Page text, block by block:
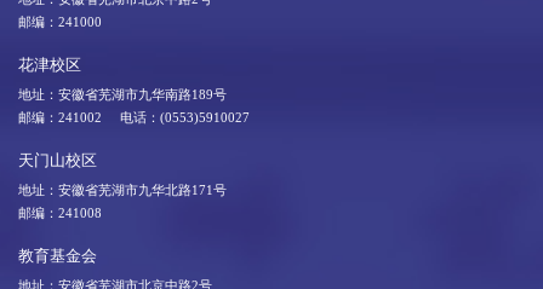
邮编：241000
花津校区
地址：安徽省芜湖市九华南路189号
邮编：241002 电话：(0553)5910027
天门山校区
地址：安徽省芜湖市九华北路171号
邮编：241008
教育基金会
地址：安徽省芜湖市北京中路2号